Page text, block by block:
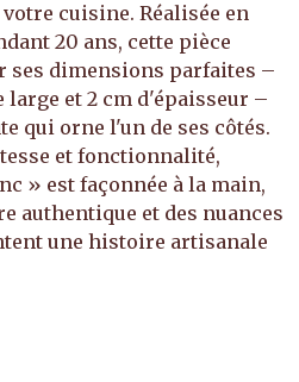
cuisine. Réalisée en
20 ans, cette pièce
ses dimensions parfaites –
large et 2 cm d'épaisseur –
qui orne l'un de ses côtés.
et fonctionnalité,
» est façonnée à la main,
authentique et des nuances
une histoire artisanale